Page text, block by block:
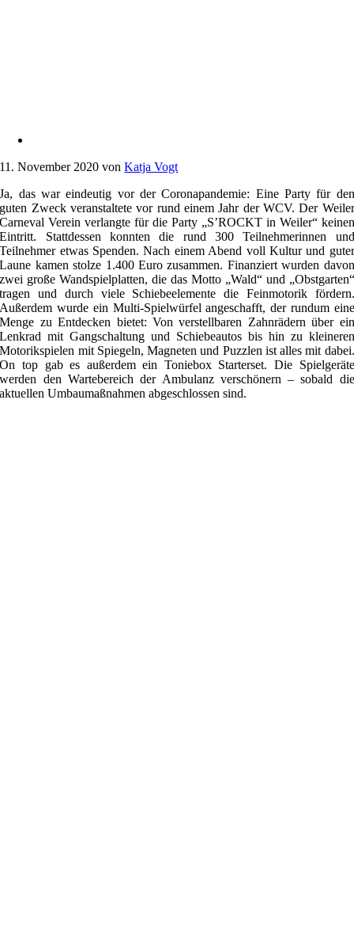
11. November 2020vonKatja Vogt
Ja, das war eindeutig vor der Coronapandemie: Eine Party für den
guten Zweck veranstaltete vor rund einem Jahr der WCV. Der Weiler
Carneval Verein verlangte für die Party „S’ROCKT in Weiler“ keinen
Eintritt. Stattdessen konnten die rund 300 Teilnehmerinnen und
Teilnehmer etwas Spenden. Nach einem Abend voll Kultur und guter
Laune kamen stolze 1.400 Euro zusammen. Finanziert wurden davon
zwei große Wandspielplatten, die das Motto „Wald“ und „Obstgarten“
tragen und durch viele Schiebeelemente die Feinmotorik fördern.
Außerdem wurde ein Multi-Spielwürfel angeschafft, der rundum eine
Menge zu Entdecken bietet: Von verstellbaren Zahnrädern über ein
Lenkrad mit Gangschaltung und Schiebeautos bis hin zu kleineren
Motorikspielen mit Spiegeln, Magneten und Puzzlen ist alles mit dabei.
On top gab es außerdem ein Toniebox Starterset. Die Spielgeräte
werden den Wartebereich der Ambulanz verschönern – sobald die
aktuellen Umbaumaßnahmen abgeschlossen sind.